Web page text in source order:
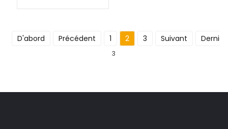
D'abord Précédent 1 2 3 Suivant Dernier
3